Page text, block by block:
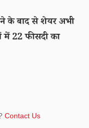
के बाद से शेयर अभी
में 22 फीसदी का
Contact Us